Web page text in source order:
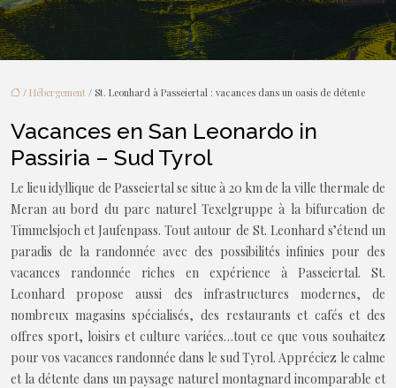
/ Hébergement / St. Leonhard à Passeiertal : vacances dans un oasis de détente
Vacances en San Leonardo in
Passiria – Sud Tyrol
Le lieu idyllique de Passeiertal se situe à 20 km de la ville thermale de
Meran au bord du parc naturel Texelgruppe à la bifurcation de
Timmelsjoch et Jaufenpass. Tout autour de St. Leonhard s’étend un
paradis de la randonnée avec des possibilités infinies pour des
vacances randonnée riches en expérience à Passeiertal. St.
Leonhard propose aussi des infrastructures modernes, de
nombreux magasins spécialisés, des restaurants et cafés et des
offres sport, loisirs et culture variées…tout ce que vous souhaitez
pour vos vacances randonnée dans le sud Tyrol. Appréciez le calme
et la détente dans un paysage naturel montagnard incomparable et